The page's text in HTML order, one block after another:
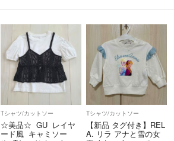
Tシャツ/カットソー
☆美品☆ GU レイヤ
ード風 キャミソー
Tシャツ/カットソー
【新品 タグ付き】REL
A. リラ アナと雪の女